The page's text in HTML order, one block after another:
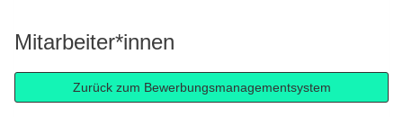
Mitarbeiter*innen